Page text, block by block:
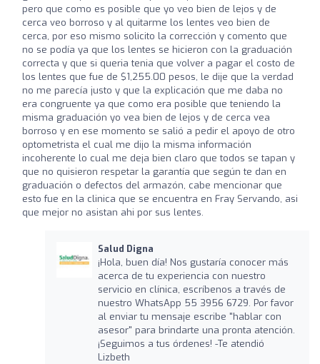
pero que como es posible que yo veo bien de lejos y de
cerca veo borroso y al quitarme los lentes veo bien de
cerca, por eso mismo solicito la corrección y comento que
no se podía ya que los lentes se hicieron con la graduación
correcta y que si queria tenia que volver a pagar el costo de
los lentes que fue de $1,255.00 pesos, le dije que la verdad
no me parecía justo y que la explicación que me daba no
era congruente ya que como era posible que teniendo la
misma graduación yo vea bien de lejos y de cerca vea
borroso y en ese momento se salió a pedir el apoyo de otro
optometrista el cual me dijo la misma información
incoherente lo cual me deja bien claro que todos se tapan y
que no quisieron respetar la garantía que según te dan en
graduación o defectos del armazón, cabe mencionar que
esto fue en la clinica que se encuentra en Fray Servando, asi
que mejor no asistan ahi por sus lentes.
Salud Digna
¡Hola, buen día! Nos gustaría conocer más
acerca de tu experiencia con nuestro
servicio en clínica, escríbenos a través de
nuestro WhatsApp 55 3956 6729. Por favor
al enviar tu mensaje escribe "hablar con
asesor" para brindarte una pronta atención.
¡Seguimos a tus órdenes! -Te atendió
Lizbeth